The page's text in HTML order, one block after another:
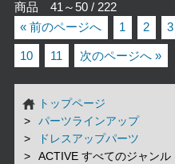
商品 41～50 / 222
« 前のページへ
1 2 3
10 11 次のページへ »
トップページ
パーツラインアップ
ドレスアップパーツ
ACTIVE すべてのジャンル